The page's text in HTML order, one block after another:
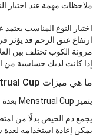
ملاحظات مهمة عند اختيار
اختيار النوع المناسب يعتمد
ارتفاع عنق الرحم قد
مرونة الكوب تختلف بين
إذا كانت لديك حساسية من
ما هي ميزات Menstrual Cup؟
يتميز Menstrual Cup بعدة مزايا تجعله بديلًا شائعًا للوسائل التقليدية المستخدمة أثناء الحيض، ومن أبرز هذه المميزات:
يجمع دم الحيض بدلًا من
يمكن إعادة استخدامه